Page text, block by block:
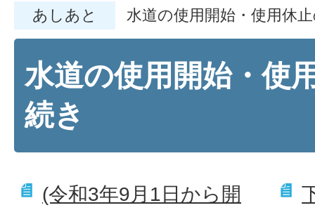
あしあと 水道の使用開始・使用休
水道の使用開始・使
続き
(令和3年9月1日から開